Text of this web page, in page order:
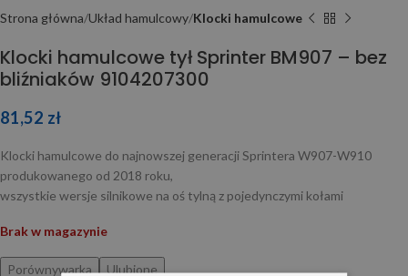
Strona główna Układ hamulcowy Klocki hamulcowe
Klocki hamulcowe tył Sprinter BM907 – bez
bliźniaków 9104207300
81,52 zł
Klocki hamulcowe do najnowszej generacji Sprintera W907-W910
produkowanego od 2018 roku,
wszystkie wersje silnikowe na oś tylną z pojedynczymi kołami
Brak w magazynie
Porównywarka Ulubione